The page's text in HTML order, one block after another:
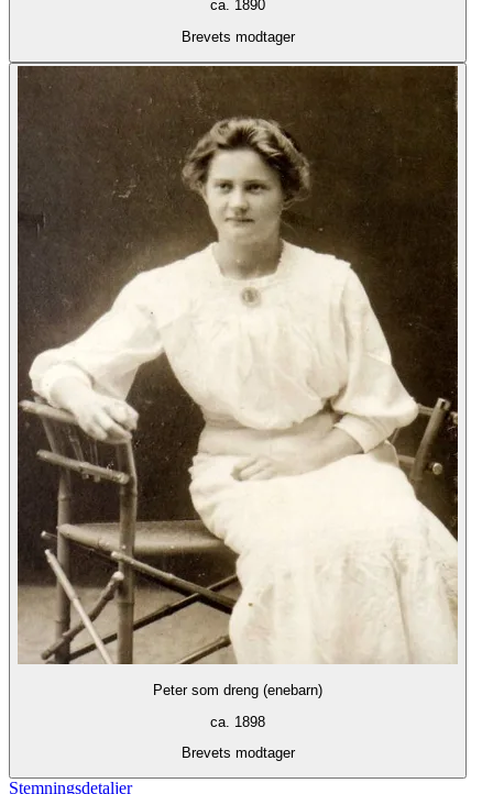
ca. 1890
Brevets modtager
Peter som dreng (enebarn)
ca. 1898
Brevets modtager
Stemningsdetaljer